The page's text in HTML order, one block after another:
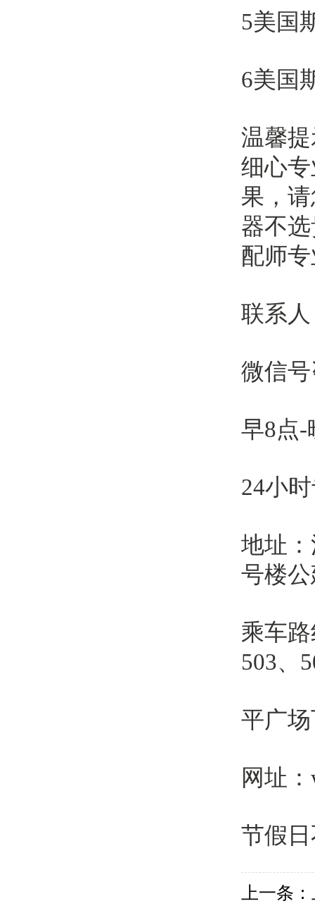
5美国
6美国
温馨
细心
果，
器不
配师
联系
微信号
早8点-
24小
地址
号楼
乘车
503、
平广
网址
节假
上一条